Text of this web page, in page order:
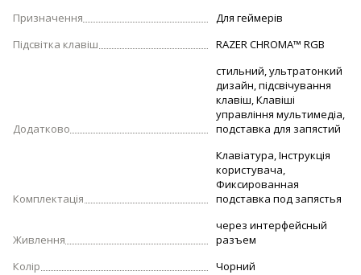
Призначення
Для геймерів
Підсвітка клавіш
RAZER CHROMA™ RGB
Додатково
стильний, ультратонкий
дизайн, підсвічування
клавіш, Клавіші
управління мультимедіа,
подставка для запястий
Комплектація
Клавіатура, Інструкція
користувача,
Фиксированная
подставка под запястья
Живлення
через интерфейсный
разъем
Колір
Чорний